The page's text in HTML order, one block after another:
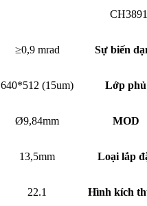
≥0,9 mrad Sự biến
640*512 (15um) Lớp phủ
Ø9,84mm MOD
13,5mm Loại lắp
22.1 Hình kích